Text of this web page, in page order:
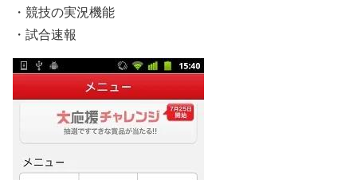
・競技の実況機能
・試合速報